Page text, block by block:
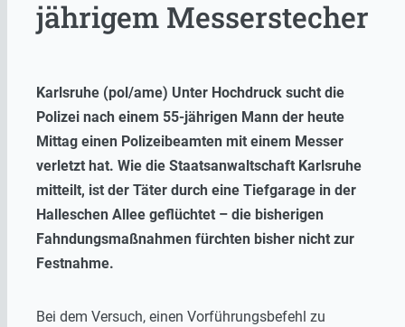
jährigem Messerstecher
Karlsruhe (pol/ame) Unter Hochdruck sucht die
Polizei nach einem 55-jährigen Mann der heute
Mittag einen Polizeibeamten mit einem Messer
verletzt hat. Wie die Staatsanwaltschaft Karlsruhe
mitteilt, ist der Täter durch eine Tiefgarage in der
Halleschen Allee geflüchtet – die bisherigen
Fahndungsmaßnahmen fürchten bisher nicht zur
Festnahme.
Bei dem Versuch, einen Vorführungsbefehl zu